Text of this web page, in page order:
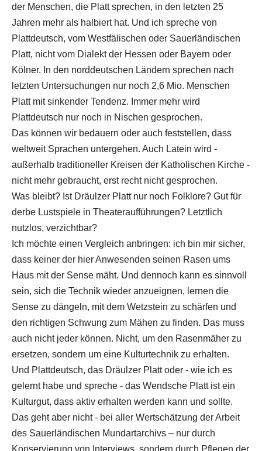
der Menschen, die Platt sprechen, in den letzten 25
Jahren mehr als halbiert hat. Und ich spreche von
Plattdeutsch, vom Westfälischen oder Sauerländischen
Platt, nicht vom Dialekt der Hessen oder Bayern oder
Kölner. In den norddeutschen Ländern sprechen nach
letzten Untersuchungen nur noch 2,6 Mio. Menschen
Platt mit sinkender Tendenz. Immer mehr wird
Plattdeutsch nur noch in Nischen gesprochen.
Das können wir bedauern oder auch feststellen, dass
weltweit Sprachen untergehen. Auch Latein wird -
außerhalb traditioneller Kreisen der Katholischen Kirche -
nicht mehr gebraucht, erst recht nicht gesprochen.
Was bleibt? Ist Dräulzer Platt nur noch Folklore? Gut für
derbe Lustspiele in Theateraufführungen? Letztlich
nutzlos, verzichtbar?
Ich möchte einen Vergleich anbringen: ich bin mir sicher,
dass keiner der hier Anwesenden seinen Rasen ums
Haus mit der Sense mäht. Und dennoch kann es sinnvoll
sein, sich die Technik wieder anzueignen, lernen die
Sense zu dängeln, mit dem Wetzstein zu schärfen und
den richtigen Schwung zum Mähen zu finden. Das muss
auch nicht jeder können. Nicht, um den Rasenmäher zu
ersetzen, sondern um eine Kulturtechnik zu erhalten.
Und Plattdeutsch, das Dräulzer Platt oder - wie ich es
gelernt habe und spreche - das Wendsche Platt ist ein
Kulturgut, dass aktiv erhalten werden kann und sollte.
Das geht aber nicht - bei aller Wertschätzung der Arbeit
des Sauerländischen Mundartarchivs – nur durch
Konservierung von Interviews, sondern durch Pflegen der